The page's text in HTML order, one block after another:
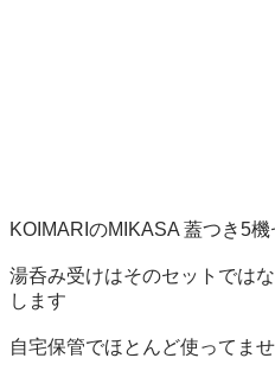
KOIMARIのMIKASA 蓋つき5
湯呑み受けはそのセットでは
します
自宅保管でほとんど使ってま